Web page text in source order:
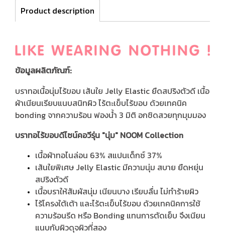
Product description
ข้อมูลผลิตภัณฑ์:
บราทอเนื้อนุ่มไร้ขอบ เส้นใย Jelly Elastic ยืดสปริงตัวดี เนื้อ
ผ้าเนียนเรียบแนบสนิทผิว ไร้ตะเข็บไร้ขอบ ด้วยเทคนิค
bonding จากความร้อน ฟองน้ำ 3 มิติ อกชิดสวยทุกมุมมอง
บราทอไร้ขอบดีไซน์คอวีรุ่น "นุ่ม" NOOM Collection
เนื้อผ้าทอไนล่อน 63% สแปนเด็กซ์ 37%
เส้นใยพิเศษ Jelly Elastic มีความนุ่ม สบาย ยืดหยุ่น
สปริงตัวดี
เนื้อบราให้สัมผัสนุ่ม เนียนบาง เรียบลื่น ไม่ทำร้ายผิว
ไร้โครงใต้เต้า และไร้ตะเข็บไร้ขอบ ด้วยเทคนิคการใช้
ความร้อนรีด หรือ Bonding แทนการตัดเย็บ จึงเนียน
แนบกับผิวดุจผิวที่สอง